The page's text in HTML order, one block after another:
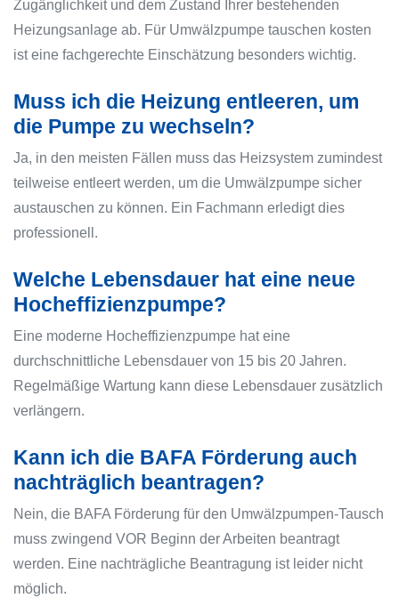
Zugänglichkeit und dem Zustand Ihrer bestehenden
Heizungsanlage ab. Für Umwälzpumpe tauschen kosten
ist eine fachgerechte Einschätzung besonders wichtig.
Muss ich die Heizung entleeren, um
die Pumpe zu wechseln?
Ja, in den meisten Fällen muss das Heizsystem zumindest
teilweise entleert werden, um die Umwälzpumpe sicher
austauschen zu können. Ein Fachmann erledigt dies
professionell.
Welche Lebensdauer hat eine neue
Hocheffizienzpumpe?
Eine moderne Hocheffizienzpumpe hat eine
durchschnittliche Lebensdauer von 15 bis 20 Jahren.
Regelmäßige Wartung kann diese Lebensdauer zusätzlich
verlängern.
Kann ich die BAFA Förderung auch
nachträglich beantragen?
Nein, die BAFA Förderung für den Umwälzpumpen-Tausch
muss zwingend VOR Beginn der Arbeiten beantragt
werden. Eine nachträgliche Beantragung ist leider nicht
möglich.